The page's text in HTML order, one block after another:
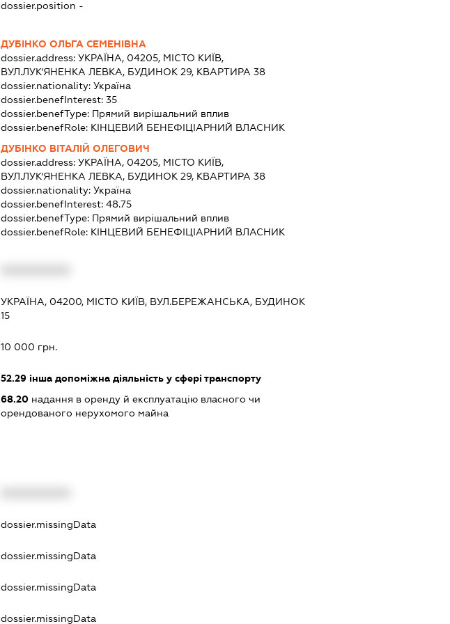
dossier.position -
ДУБІНКО ОЛЬГА СЕМЕНІВНА
dossier.address:УКРАЇНА, 04205, МІСТО КИЇВ,
ВУЛ.ЛУК'ЯНЕНКА ЛЕВКА, БУДИНОК 29, КВАРТИРА 38
dossier.nationality:Україна
dossier.benefInterest:35
dossier.benefType: Прямий вирішальний вплив
dossier.benefRole: КІНЦЕВИЙ БЕНЕФІЦІАРНИЙ ВЛАСНИК
ДУБІНКО ВІТАЛІЙ ОЛЕГОВИЧ
dossier.address:УКРАЇНА, 04205, МІСТО КИЇВ,
ВУЛ.ЛУК'ЯНЕНКА ЛЕВКА, БУДИНОК 29, КВАРТИРА 38
dossier.nationality:Україна
dossier.benefInterest:48.75
dossier.benefType: Прямий вирішальний вплив
dossier.benefRole: КІНЦЕВИЙ БЕНЕФІЦІАРНИЙ ВЛАСНИК
УКРАЇНА, 04200, МІСТО КИЇВ, ВУЛ.БЕРЕЖАНСЬКА, БУДИНОК
15
10 000 грн.
52.29 інша допоміжна діяльність у сфері транспорту
68.20 надання в оренду й експлуатацію власного чи
орендованого нерухомого майна
dossier.missingData
dossier.missingData
dossier.missingData
dossier.missingData